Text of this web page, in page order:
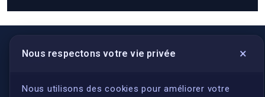
Nous respectons votre vie privée ×
Nous utilisons des cookies pour améliorer votre
LIENS UTILES
S'inscrire